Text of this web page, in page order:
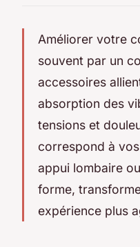
Améliorer votre
souvent par un
accessoires
absorption des
tensions et
correspond à
appui lombaire
forme,
expérience plus